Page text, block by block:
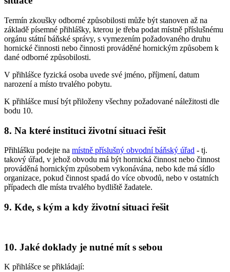
Termín zkoušky odborné způsobilosti může být stanoven až na
základě písemné přihlášky, kterou je třeba podat místně příslušnému
orgánu státní báňské správy, s vymezením požadovaného druhu
hornické činnosti nebo činnosti prováděné hornickým způsobem k
dané odborné způsobilosti.
V přihlášce fyzická osoba uvede své jméno, příjmení, datum
narození a místo trvalého pobytu.
K přihlášce musí být přiloženy všechny požadované náležitosti dle
bodu 10.
8. Na které instituci životní situaci řešit
Přihlášku podejte na místně příslušný obvodní báňský úřad - tj.
takový úřad, v jehož obvodu má být hornická činnost nebo činnost
prováděná hornickým způsobem vykonávána, nebo kde má sídlo
organizace, pokud činnost spadá do více obvodů, nebo v ostatních
případech dle místa trvalého bydliště žadatele.
9. Kde, s kým a kdy životní situaci řešit
10. Jaké doklady je nutné mít s sebou
K přihlášce se přikládají: